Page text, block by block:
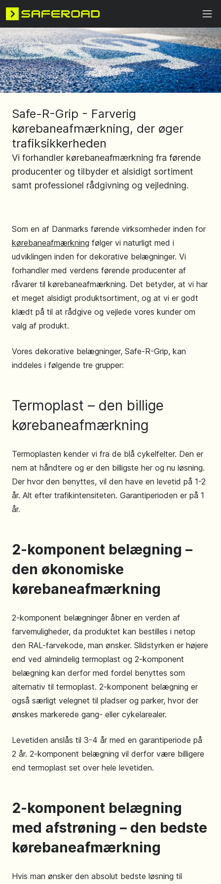
Safe-R-Grip - Farverig
kørebaneafmærkning, der øger
trafiksikkerheden
Vi forhandler kørebaneafmærkning fra førende
producenter og tilbyder et alsidigt sortiment
samt professionel rådgivning og vejledning.
Som en af Danmarks førende virksomheder inden for
kørebaneafmærkning følger vi naturligt med i
udviklingen inden for dekorative belægninger. Vi
forhandler med verdens førende producenter af
råvarer til kørebaneafmærkning. Det betyder, at vi har
et meget alsidigt produktsortiment, og at vi er godt
klædt på til at rådgive og vejlede vores kunder om
valg af produkt.
Vores dekorative belægninger, Safe-R-Grip, kan
inddeles i følgende tre grupper:
Termoplast – den billige
kørebaneafmærkning
Termoplasten kender vi fra de blå cykelfelter. Den er
nem at håndtere og er den billigste her og nu løsning.
Der hvor den benyttes, vil den have en levetid på 1-2
år. Alt efter trafikintensiteten. Garantiperioden er på 1
år.
2-komponent belægning –
den økonomiske
kørebaneafmærkning
2-komponent belægninger åbner en verden af
farvemuligheder, da produktet kan bestilles i netop
den RAL-farvekode, man ønsker. Slidstyrken er højere
end ved almindelig termoplast og 2-komponent
belægning kan derfor med fordel benyttes som
alternativ til termoplast. 2-komponent belægning er
også særligt velegnet til pladser og parker, hvor der
ønskes markerede gang- eller cykelarealer.
Levetiden anslås til 3-4 år med en garantiperiode på
2 år. 2-komponent belægning vil derfor være billigere
end termoplast set over hele levetiden.
2-komponent belægning
med afstrøning – den bedste
kørebaneafmærkning
Hvis man ønsker den absolut bedste løsning til